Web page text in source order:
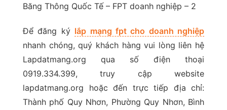
Băng Thông Quốc Tế – FPT doanh nghiệp – 2
Để đăng ký lắp mạng fpt cho doanh nghiệp
nhanh chóng, quý khách hàng vui lòng liên hệ
Lapdatmang.org qua số điện thoại
0919.334.399, truy cập website
lapdatmang.org hoặc đến trực tiếp địa chỉ:
Thành phố Quy Nhơn, Phường Quy Nhơn, Bình